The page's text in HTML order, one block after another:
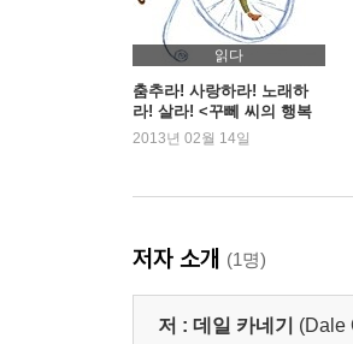
2 적을 만드는 확실한 방법,
3 잘못했으면 솔직히 인정하
4 상대방을 이해시키는 확실
5 소크라테스의 비밀
6 불만을 해소하는 안전밸브
10 모두가 좋아하는 호소법
11 영화에서도, 라디오에
12 모든 것이 효과가 없을
읽다
춤추라! 사랑하라! 노래하
라! 살라! <꾸뻬 씨의 행복
여행>
2013년 02월 14일
저자 소개 (1명)
저 : 데일 카네기 (Dale